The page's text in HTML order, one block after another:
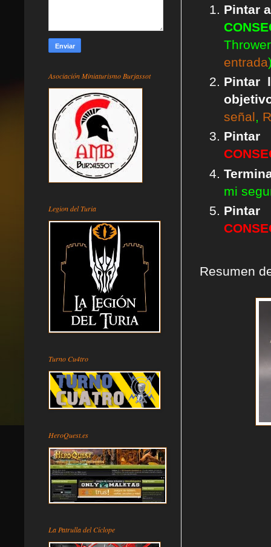
Pintar
CON
entrada
Pintar
señal,
mi
Resumen
Asociación Miniaturismo Burjassot
Legion del Turia
Turno Cu4tro
HeroQuest.es
La Patrulla del Cíclope